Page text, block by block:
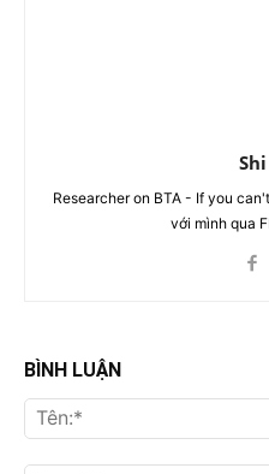
Researcher on BTA - If you
với mình qua
BÌNH LUẬN